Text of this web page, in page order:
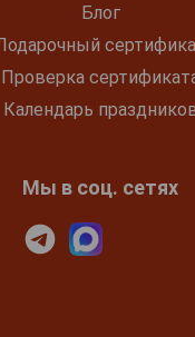
Блог
Проверка
Календарь
Мы в соц. сетях